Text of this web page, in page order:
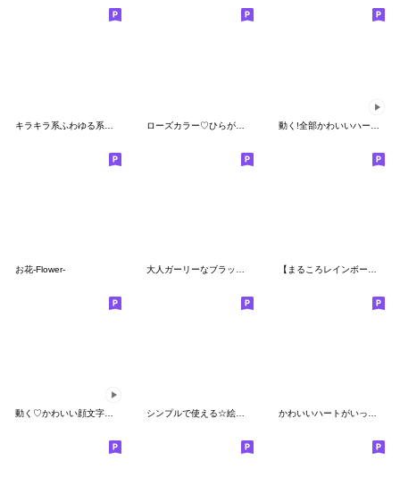
お花-Flower-
動く♡かわいい顔文字♡ピンク♡ シンプルで使える☆絵文字2 かわいいハートがいっぱい絵文字セット